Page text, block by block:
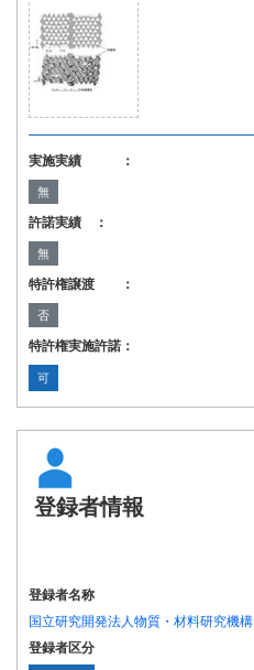
実施実績 ：
無
許諾実績 ：
無
特許権譲渡 ：
否
特許権実施許諾：
可
登録者情報
登録者名称
国立研究開発法人物質・材料研究機構
登録者区分